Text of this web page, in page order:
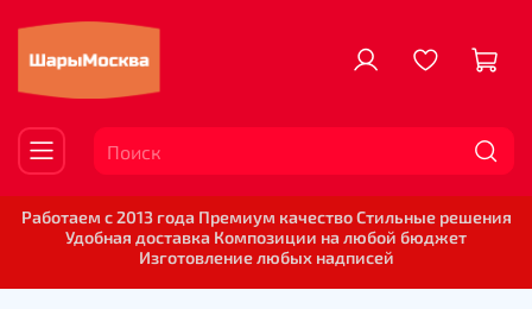
Работаем с 2013 года Премиум качество Стильные решения
Удобная доставка Композиции на любой бюджет
Изготовление любых надписей